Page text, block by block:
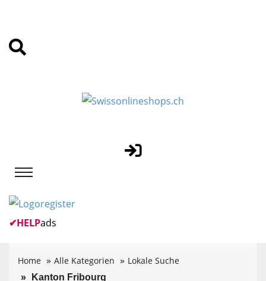
✔HELPads
Home Alle Kategorien Lokale Suche
Kanton Fribourg